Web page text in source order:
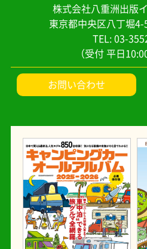
株式会社八重洲出版
東京都中央区八丁堀
TEL: 03-
（受付 平日
お問い合わせ